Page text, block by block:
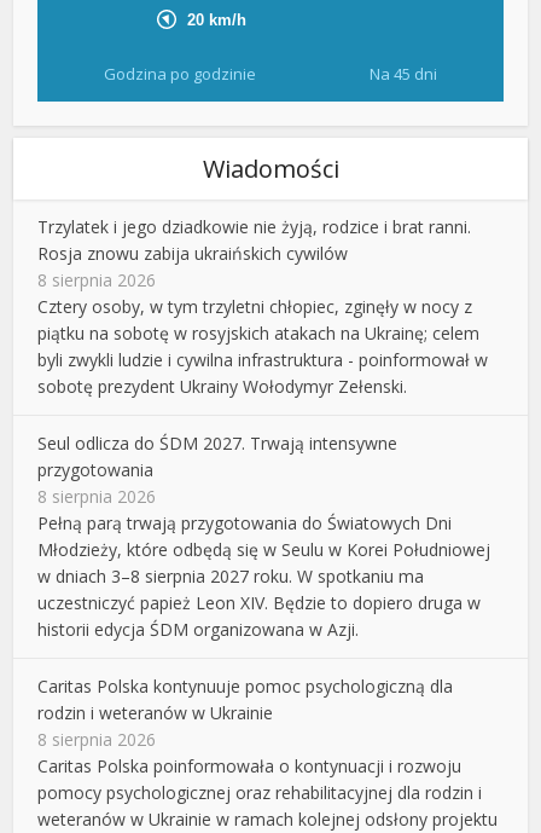
Godzina po godzinie Na 45 dni
Wiadomości
Trzylatek i jego dziadkowie nie żyją, rodzice i brat ranni.
Rosja znowu zabija ukraińskich cywilów
8 sierpnia 2026
Cztery osoby, w tym trzyletni chłopiec, zginęły w nocy z
piątku na sobotę w rosyjskich atakach na Ukrainę; celem
byli zwykli ludzie i cywilna infrastruktura - poinformował w
sobotę prezydent Ukrainy Wołodymyr Zełenski.
Seul odlicza do ŚDM 2027. Trwają intensywne
przygotowania
8 sierpnia 2026
Pełną parą trwają przygotowania do Światowych Dni
Młodzieży, które odbędą się w Seulu w Korei Południowej
w dniach 3–8 sierpnia 2027 roku. W spotkaniu ma
uczestniczyć papież Leon XIV. Będzie to dopiero druga w
historii edycja ŚDM organizowana w Azji.
Caritas Polska kontynuuje pomoc psychologiczną dla
rodzin i weteranów w Ukrainie
8 sierpnia 2026
Caritas Polska poinformowała o kontynuacji i rozwoju
pomocy psychologicznej oraz rehabilitacyjnej dla rodzin i
weteranów w Ukrainie w ramach kolejnej odsłony projektu